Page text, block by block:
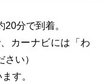
分で到着。
カーナビには「わ
い）
す。